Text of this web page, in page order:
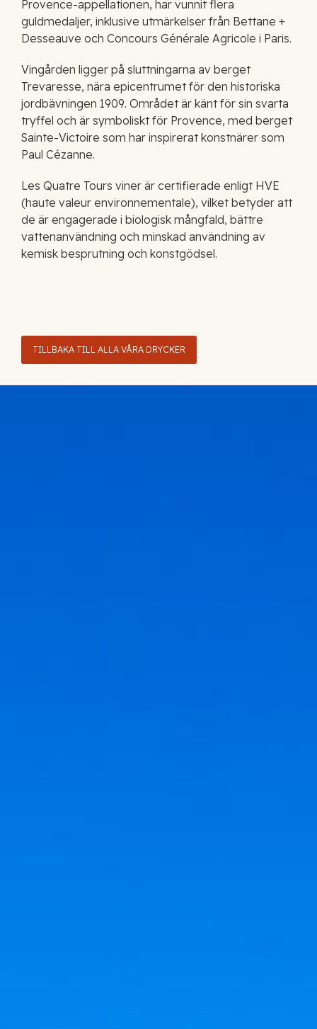
Provence-appellationen, har vunnit flera
guldmedaljer, inklusive utmärkelser från Bettane +
Desseauve och Concours Générale Agricole i Paris.
Vingården ligger på sluttningarna av berget
Trevaresse, nära epicentrumet för den historiska
jordbävningen 1909. Området är känt för sin svarta
tryffel och är symboliskt för Provence, med berget
Sainte-Victoire som har inspirerat konstnärer som
Paul Cézanne.
Les Quatre Tours viner är certifierade enligt HVE
(haute valeur environnementale), vilket betyder att
de är engagerade i biologisk mångfald, bättre
vattenanvändning och minskad användning av
kemisk besprutning och konstgödsel.
TILLBAKA TILL ALLA VÅRA DRYCKER